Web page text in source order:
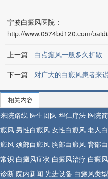
宁波白癜风医院：
http://www.0574bd120.com/
上一篇： 白点癫风一般多久扩散
下一篇： 对广大的白癜风患者来
相关内容
来院路线 医生团队 华仁疗法 医院
癜风 男性白癜风 女性白癜风 老人
癜风 颈部白癜风 胸部白癜风 背部
常识 白癜风症状 白癜风治疗 白癜
诊断 院内新闻 先进设备 白癜风类型